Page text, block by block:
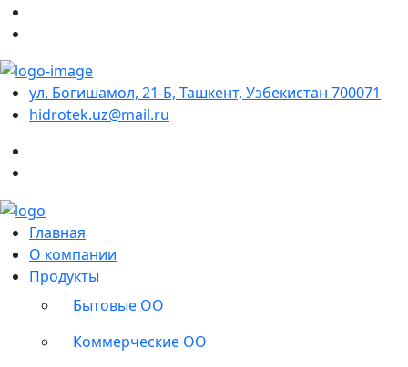
ул. Богишамол, 21-Б, Ташкент, Узбекистан 700071
hidrotek.uz@mail.ru
Главная
О компании
Продукты
Бытовые ОО
Коммерческие ОО